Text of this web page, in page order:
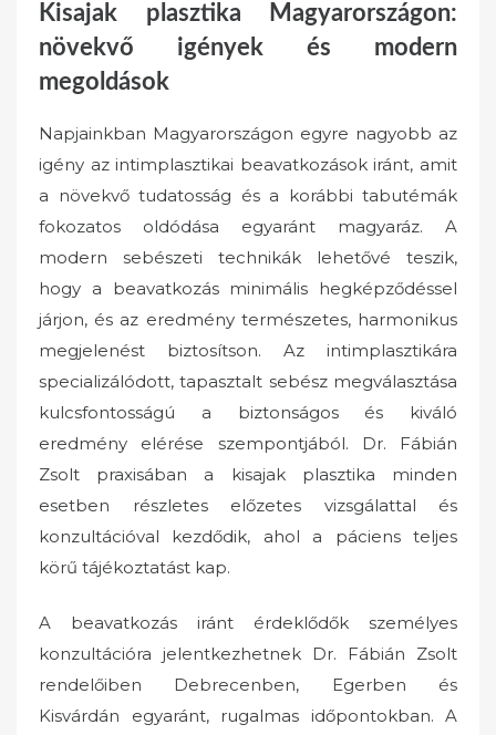
Kisajak plasztika Magyarországon:
növekvő igények és modern
megoldások
Napjainkban Magyarországon egyre nagyobb az
igény az intimplasztikai beavatkozások iránt, amit
a növekvő tudatosság és a korábbi tabutémák
fokozatos oldódása egyaránt magyaráz. A
modern sebészeti technikák lehetővé teszik,
hogy a beavatkozás minimális hegképződéssel
járjon, és az eredmény természetes, harmonikus
megjelenést biztosítson. Az intimplasztikára
specializálódott, tapasztalt sebész megválasztása
kulcsfontosságú a biztonságos és kiváló
eredmény elérése szempontjából. Dr. Fábián
Zsolt praxisában a kisajak plasztika minden
esetben részletes előzetes vizsgálattal és
konzultációval kezdődik, ahol a páciens teljes
körű tájékoztatást kap.
A beavatkozás iránt érdeklődők személyes
konzultációra jelentkezhetnek Dr. Fábián Zsolt
rendelőiben Debrecenben, Egerben és
Kisvárdán egyaránt, rugalmas időpontokban. A